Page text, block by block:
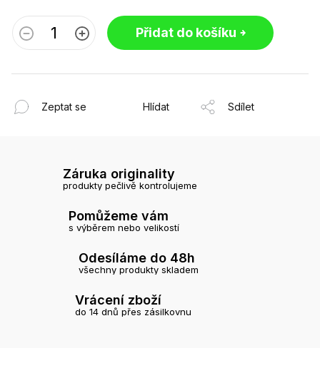
Přidat do košíku
Zeptat se Hlídat Sdílet
Záruka originality
produkty pečlivě kontrolujeme
Pomůžeme vám
s výběrem nebo velikostí
Odesíláme do 48h
všechny produkty skladem
Vrácení zboží
do 14 dnů přes zásilkovnu